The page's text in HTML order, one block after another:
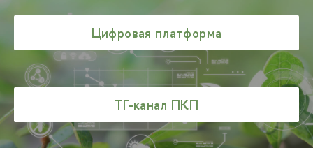
Цифровая платформа
ТГ-канал ПКП